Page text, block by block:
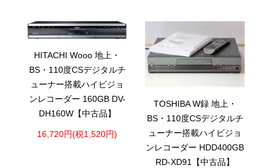
HITACHI Wooo 地上・
BS・110度CSデジタルチ
ューナー搭載ハイビジョ
ンレコーダー 160GB DV-
DH160W【中古品】
16,720円(税1,520円)
TOSHIBA W録 地上・
BS・110度CSデジタルチ
ューナー搭載ハイビジョ
ンレコーダー HDD400GB
RD-XD91【中古品】